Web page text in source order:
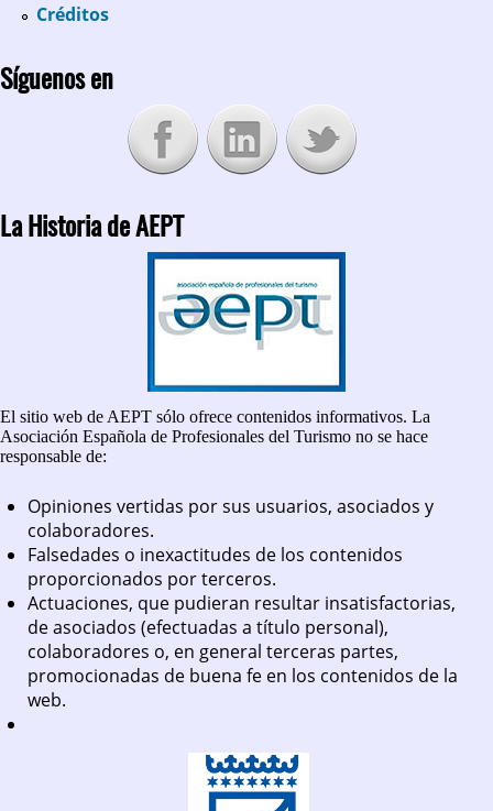
Créditos
Síguenos en
La Historia de AEPT
El sitio web de AEPT sólo ofrece contenidos informativos. La
Asociación Española de Profesionales del Turismo no se hace
responsable de:
Opiniones vertidas por sus usuarios, asociados y
colaboradores.
Falsedades o inexactitudes de los contenidos
proporcionados por terceros.
Actuaciones, que pudieran resultar insatisfactorias,
de asociados (efectuadas a título personal),
colaboradores o, en general terceras partes,
promocionadas de buena fe en los contenidos de la
web.